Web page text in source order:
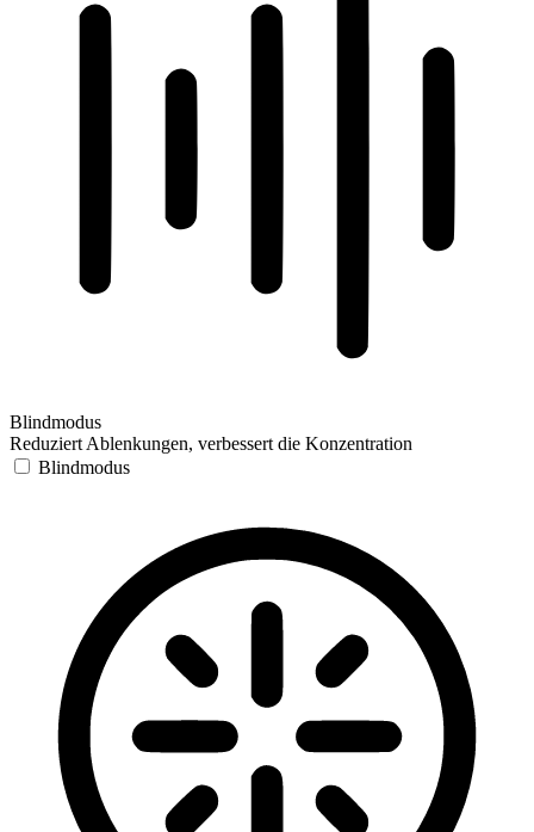
Blindmodus
Reduziert Ablenkungen, verbessert die Konzentration
Blindmodus